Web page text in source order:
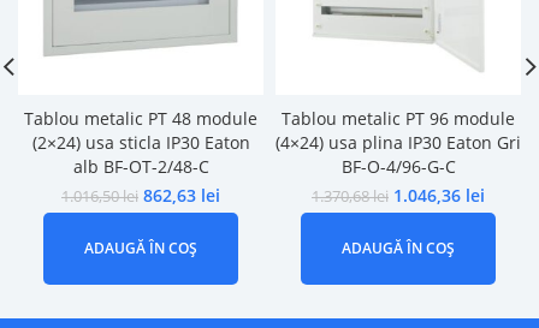
Tablou metalic PT 48 module
(2×24) usa sticla IP30 Eaton
alb BF-OT-2/48-C
1.016,50lei 862,63 lei
ADAUGĂ ÎN COȘ
Tablou metalic PT 96 module
(4×24) usa plina IP30 Eaton Gri
BF-O-4/96-G-C
1.370,68lei 1.046,36 lei
ADAUGĂ ÎN COȘ